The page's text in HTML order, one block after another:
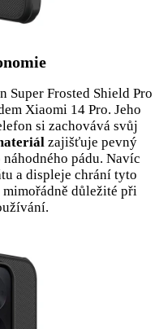
Frosted Shield Pro
Xiaomi 14 Pro. Jeho
si zachovává svůj
zajišťuje pevný
pádu. Navíc
a displeje chrání tyto
důležité při